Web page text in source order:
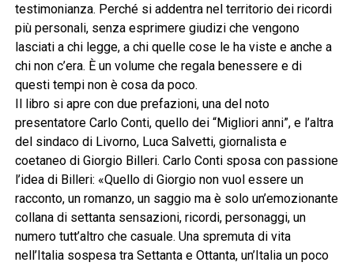
testimonianza. Perché si addentra nel territorio dei ricordi
più personali, senza esprimere giudizi che vengono
lasciati a chi legge, a chi quelle cose le ha viste e anche a
chi non c’era. È un volume che regala benessere e di
questi tempi non è cosa da poco.
Il libro si apre con due prefazioni, una del noto
presentatore Carlo Conti, quello dei “Migliori anni”, e l’altra
del sindaco di Livorno, Luca Salvetti, giornalista e
coetaneo di Giorgio Billeri. Carlo Conti sposa con passione
l’idea di Billeri: «Quello di Giorgio non vuol essere un
racconto, un romanzo, un saggio ma è solo un’emozionante
collana di settanta sensazioni, ricordi, personaggi, un
numero tutt’altro che casuale. Una spremuta di vita
nell’Italia sospesa tra Settanta e Ottanta, un’Italia un poco